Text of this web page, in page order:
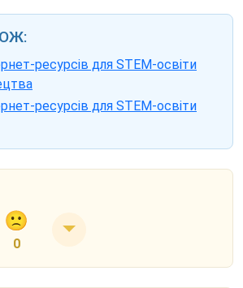
ресурсів для STEM-освіти
ресурсів для STEM-освіти
0